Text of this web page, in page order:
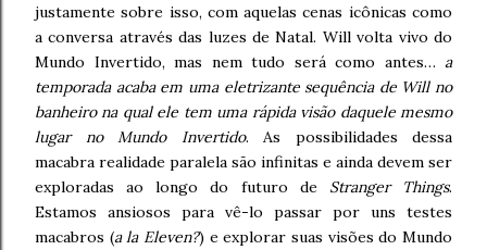
justamente sobre isso, com aquelas cenas icônicas como
a conversa através das luzes de Natal. Will volta vivo do
Mundo Invertido, mas nem tudo será como antes… a
temporada acaba em uma eletrizante sequência de Will no
banheiro na qual ele tem uma rápida visão daquele mesmo
lugar no Mundo Invertido. As possibilidades dessa
macabra realidade paralela são infinitas e ainda devem ser
exploradas ao longo do futuro de Stranger Things.
Estamos ansiosos para vê-lo passar por uns testes
macabros (a la Eleven?) e explorar suas visões do Mundo